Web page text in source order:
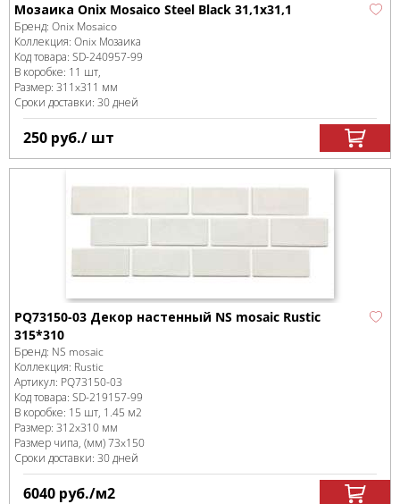
Мозаика Onix Mosaico Steel Black 31,1x31,1
Бренд: Onix Mosaico
Коллекция: Onix Мозаика
Код товара: SD-240957-99
В коробке: 11 шт,
Размер: 311x311 мм
Сроки доставки: 30 дней
250 руб./ шт
PQ73150-03 Декор настенный NS mosaic Rustic
315*310
Бренд: NS mosaic
Коллекция: Rustic
Артикул: PQ73150-03
Код товара: SD-219157-99
В коробке: 15 шт, 1.45 м2
Размер: 312x310 мм
Размер чипа, (мм)73x150
Сроки доставки: 30 дней
6040 руб./м2